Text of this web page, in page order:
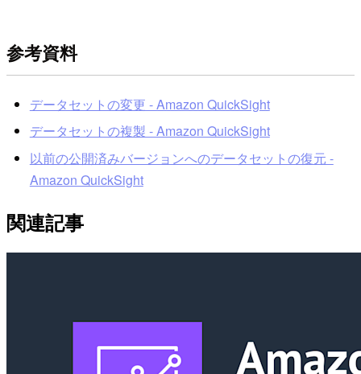
参考資料
データセットの変更 - Amazon QuickSight
データセットの複製 - Amazon QuickSight
以前の公開済みバージョンへのデータセットの復元 -
Amazon QuickSight
関連記事